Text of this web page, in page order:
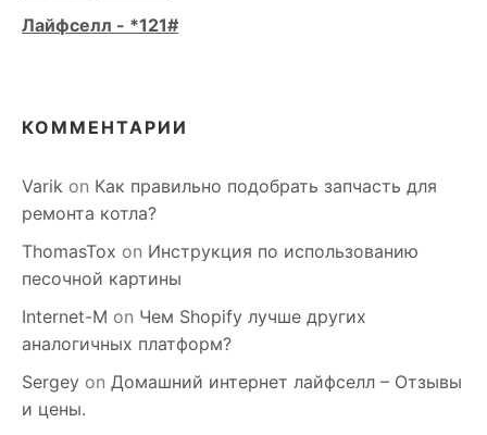
Лайфселл - *121#
КОММЕНТАРИИ
Varik on Как правильно подобрать запчасть для
ремонта котла?
ThomasTox on Инструкция по использованию
песочной картины
Internet-M on Чем Shopify лучше других
аналогичных платформ?
Sergey on Домашний интернет лайфселл – Отзывы
и цены.